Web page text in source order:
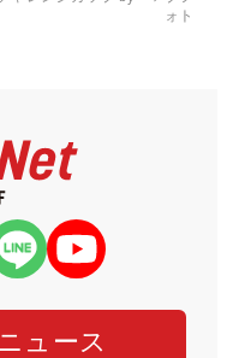
ォト
ュース